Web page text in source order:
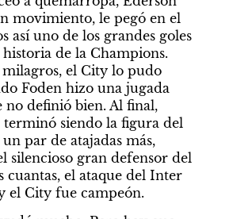
movimiento, le pegó en el
así uno de los grandes goles
de la Champions.
el City lo pudo
Foden hizo una jugada
no definió bien. Al final,
terminó siendo la figura del
par de atajadas más,
silencioso gran defensor del
cuantas, el ataque del Inter
el City fue campeón.